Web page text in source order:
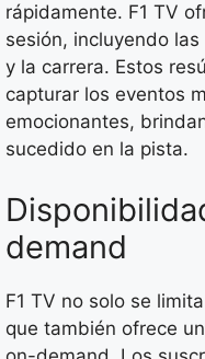
rápidamente. F1 TV
sesión, incluyendo
y la carrera. Estos
capturar los eventos
emocionantes,
sucedido en la pista.
demand
F1 TV no solo se
que también ofrece